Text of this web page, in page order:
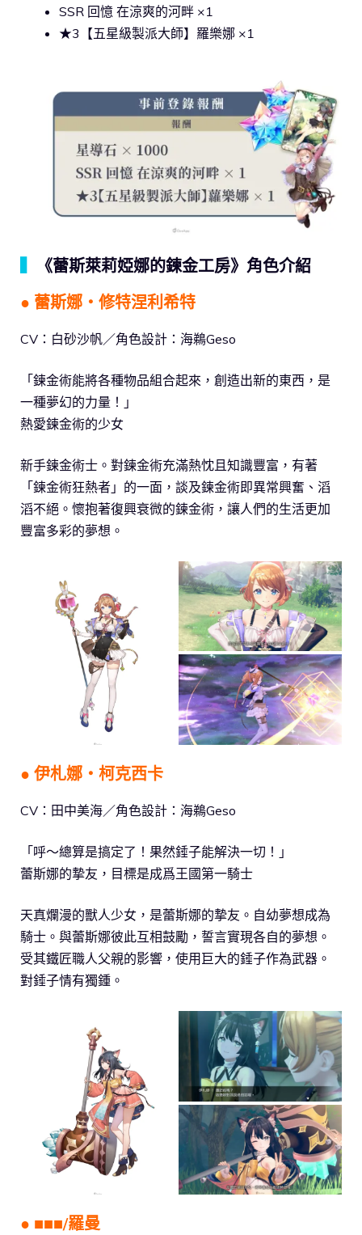
SSR 回憶 在涼爽的河畔 ×1
★3【五星級製派大師】羅樂娜 ×1
《蕾斯萊莉婭娜的鍊金工房》角色介紹
● 蕾斯娜‧修特涅利希特
CV：白砂沙帆／角色設計：海鵜Geso
「鍊金術能將各種物品組合起來，創造出新的東西，是
一種夢幻的力量！」
熱愛鍊金術的少女
新手鍊金術士。對鍊金術充滿熱忱且知識豐富，有著
「鍊金術狂熱者」的一面，談及鍊金術即異常興奮、滔
滔不絕。懷抱著復興衰微的鍊金術，讓人們的生活更加
豐富多彩的夢想。
● 伊札娜‧柯克西卡
CV：田中美海／角色設計：海鵜Geso
「呼～總算是搞定了！果然錘子能解決一切！」
蕾斯娜的摯友，目標是成爲王國第一騎士
天真爛漫的獸人少女，是蕾斯娜的摯友。自幼夢想成為
騎士。與蕾斯娜彼此互相鼓勵，誓言實現各自的夢想。
受其鐵匠職人父親的影響，使用巨大的錘子作為武器。
對錘子情有獨鍾。
● ■■■/羅曼